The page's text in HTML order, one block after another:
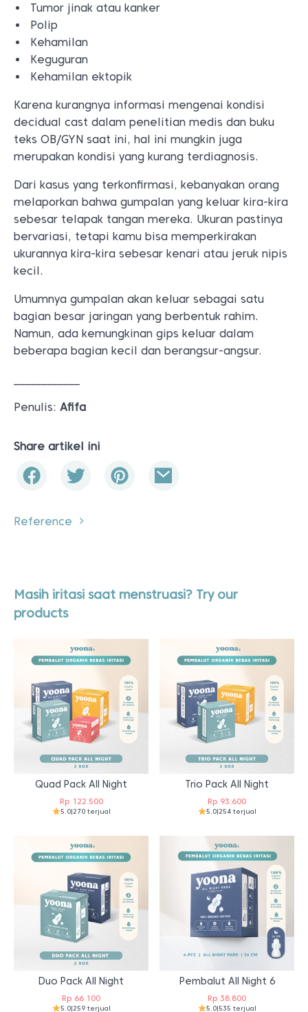
Tumor jinak atau kanker
Polip
Kehamilan
Keguguran
Kehamilan ektopik
Karena kurangnya informasi mengenai kondisi
decidual cast dalam penelitian medis dan buku
teks OB/GYN saat ini, hal ini mungkin juga
merupakan kondisi yang kurang terdiagnosis.
Dari kasus yang terkonfirmasi, kebanyakan orang
melaporkan bahwa gumpalan yang keluar kira-kira
sebesar telapak tangan mereka. Ukuran pastinya
bervariasi, tetapi kamu bisa memperkirakan
ukurannya kira-kira sebesar kenari atau jeruk nipis
kecil.
Umumnya gumpalan akan keluar sebagai satu
bagian besar jaringan yang berbentuk rahim.
Namun, ada kemungkinan gips keluar dalam
beberapa bagian kecil dan berangsur-angsur.
Penulis: Afifa
Share artikel ini
Reference
Masih iritasi saat menstruasi? Try our
products
Quad Pack All Night
Rp122.500
5.0|270 terjual
Trio Pack All Night
Rp 93.600
5.0|254 terjual
Duo Pack All Night
Rp 66.100
5.0|259 terjual
Pembalut All Night 6
Rp 38.800
5.0|535 terjual